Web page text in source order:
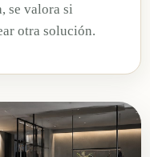
se valora si
otra solución.